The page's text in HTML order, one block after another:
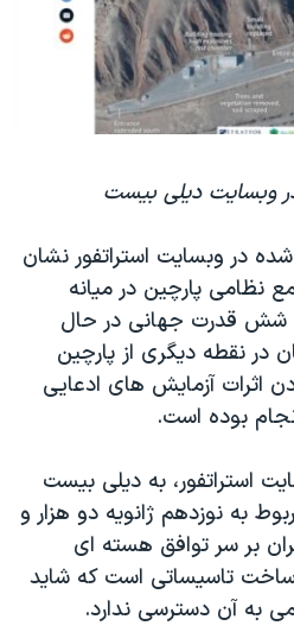
صلح
«سی‌پک»
در وبسایت دیلی بیست
در وبسایت استراتفور نشان
نظامی پارچین در میانه
شش قدرت جهانی در حال
نقطه دیگری از پارچین
اثرات آزمایش های ادعایی
بوده است.
استراتفور، به دیلی بیست
به نوزدهم ژانویه دو هزار و
بر سر توافق هسته ای
ساخت تاسیساتی است که شاید
به آن دسترسی ندارد.